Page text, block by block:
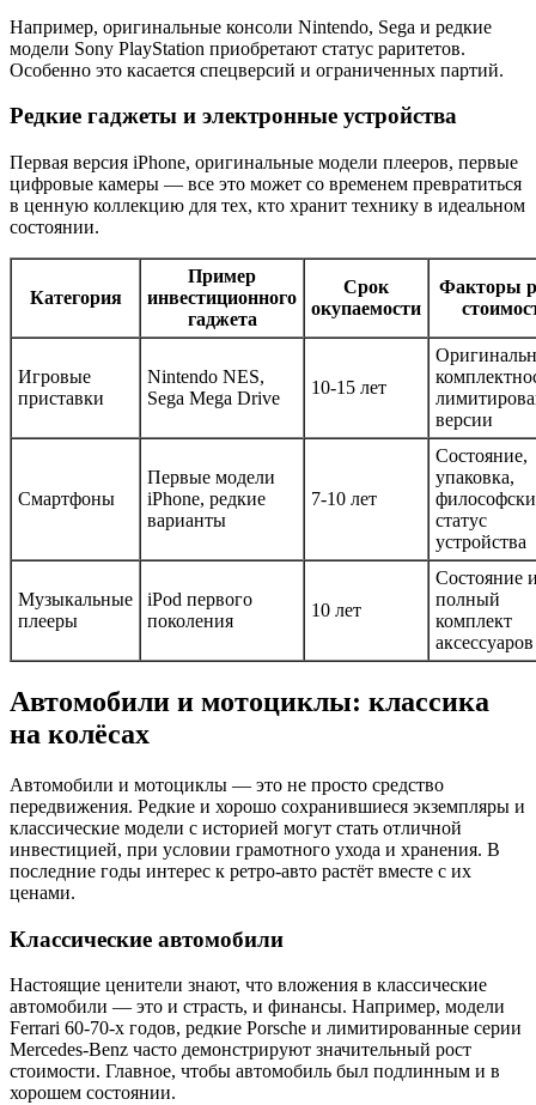
Например, оригинальные консоли Nintendo, Sega и редкие
модели Sony PlayStation приобретают статус раритетов.
Особенно это касается спецверсий и ограниченных партий.
Редкие гаджеты и электронные устройства
Первая версия iPhone, оригинальные модели плееров, первые
цифровые камеры — все это может со временем превратиться
в ценную коллекцию для тех, кто хранит технику в идеальном
состоянии.
Категория
Пример
инвестиционного
гаджета
Срок
окупаемости
Факторы
Игровые
приставки
Nintendo NES,
Sega Mega Drive
10-15 лет
версии
Смартфоны
Первые модели
iPhone, редкие
варианты
7-10 лет
Состояние,
упаковка,
статус
устройства
Музыкальные
плееры
iPod первого
поколения
10 лет
Состояние
полный
комплект
аксессуаров
Автомобили и мотоциклы: классика
на колёсах
Автомобили и мотоциклы — это не просто средство
передвижения. Редкие и хорошо сохранившиеся экземпляры и
классические модели с историей могут стать отличной
инвестицией, при условии грамотного ухода и хранения. В
последние годы интерес к ретро-авто растёт вместе с их
ценами.
Классические автомобили
Настоящие ценители знают, что вложения в классические
автомобили — это и страсть, и финансы. Например, модели
Ferrari 60-70-х годов, редкие Porsche и лимитированные серии
Mercedes-Benz часто демонстрируют значительный рост
стоимости. Главное, чтобы автомобиль был подлинным и в
хорошем состоянии.